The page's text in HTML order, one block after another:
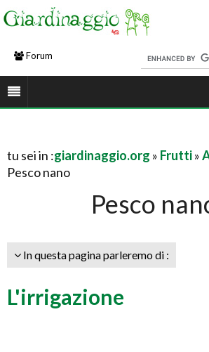
Forum
tu sei in :giardinaggio.org » Frutti»
Pesco nano
Pesco
In questa pagina parleremo di :
L'irrigazione